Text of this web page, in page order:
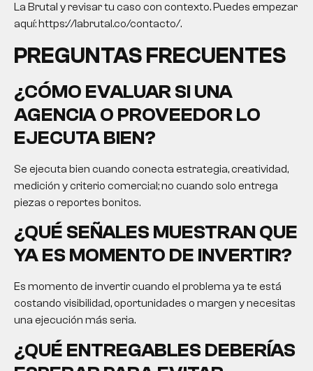
La Brutal y revisar tu caso con contexto. Puedes empezar
aquí: https://labrutal.co/contacto/.
PREGUNTAS FRECUENTES
¿CÓMO EVALUAR SI UNA
AGENCIA O PROVEEDOR LO
EJECUTA BIEN?
Se ejecuta bien cuando conecta estrategia, creatividad,
medición y criterio comercial; no cuando solo entrega
piezas o reportes bonitos.
¿QUÉ SEÑALES MUESTRAN QUE
YA ES MOMENTO DE INVERTIR?
Es momento de invertir cuando el problema ya te está
costando visibilidad, oportunidades o margen y necesitas
una ejecución más seria.
¿QUÉ ENTREGABLES DEBERÍAS